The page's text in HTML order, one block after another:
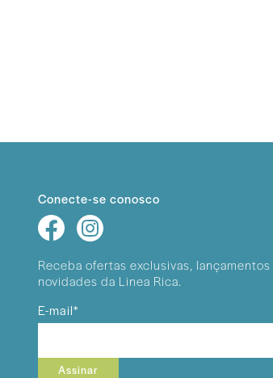
Conecte-se conosco
Receba ofertas exclusivas, lançamentos
novidades da Linea Rica.
E-mail*
Assinar